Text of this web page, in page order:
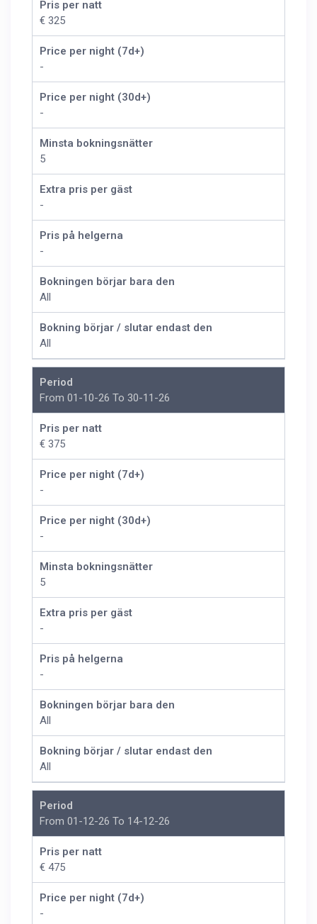
Pris per natt
€ 325
Price per night (7d+)
-
Price per night (30d+)
-
Minsta bokningsnätter
5
Extra pris per gäst
-
Pris på helgerna
-
Bokningen börjar bara den
All
Bokning börjar / slutar endast den
All
Period
From 01-10-26 To 30-11-26
Pris per natt
€ 375
Price per night (7d+)
-
Price per night (30d+)
-
Minsta bokningsnätter
5
Extra pris per gäst
-
Pris på helgerna
-
Bokningen börjar bara den
All
Bokning börjar / slutar endast den
All
Period
From 01-12-26 To 14-12-26
Pris per natt
€ 475
Price per night (7d+)
-